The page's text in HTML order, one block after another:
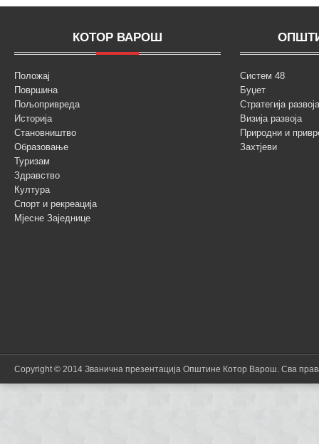
КОТОР ВАРОШ
Положај
Површина
Пољопривреда
Историја
Становништво
Образовање
Туризам
Здравство
Култура
Спорт и рекреација
Мјесне Заједнице
Систем 48
Буџет
Стратегија
Визија развоја
Природни и
Захтјеви
Copyright © 2014 Званична презентација Општине Котор Варош. Сва